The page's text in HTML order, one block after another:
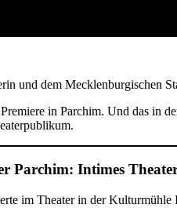
und dem Mecklenburgischen
in Parchim. Und das in
Parchim: Intimes
im Theater in der